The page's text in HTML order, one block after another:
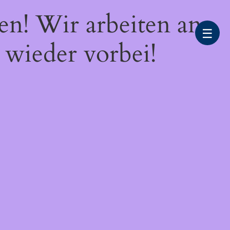
Wir arbeiten an
vorbei!
☰